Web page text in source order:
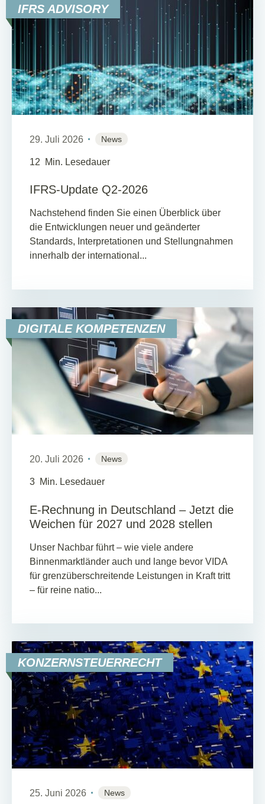
IFRS ADVISORY
29. Juli 2026 News
12 Min. Lesedauer
IFRS-Update Q2-2026
Nachstehend finden Sie einen Überblick über
die Entwicklungen neuer und geänderter
Standards, Interpretationen und Stellungnahmen
innerhalb der international...
DIGITALE KOMPETENZEN
20. Juli 2026 News
3 Min. Lesedauer
E-Rechnung in Deutschland – Jetzt die
Weichen für 2027 und 2028 stellen
Unser Nachbar führt – wie viele andere
Binnenmarktländer auch und lange bevor VIDA
für grenzüberschreitende Leistungen in Kraft tritt
– für reine natio...
KONZERNSTEUERRECHT
25. Juni 2026 News